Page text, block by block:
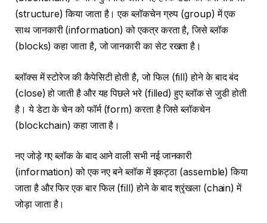
(structure) किया जाता है। एक ब्लॉकचेन ग्रुप (group) में एक
साथ जानकारी (information) को एकत्र करता है, जिसे ब्लॉक
(blocks) कहा जाता है, जो जानकारी का सेट रखता है।
ब्लॉक्स में स्टोरेज की कैपेसिटी होती है, जो फिल (fill) होने के बाद बंद
(close) हो जाती है और यह पिछले भरे (filled) हुए ब्लॉक से जुडी होती
है। ये डेटा के चेन को फॉर्म (form) करता है जिसे ब्लॉकचेन
(blockchain) कहा जाता है।
नए जोड़े गए ब्लॉक के बाद आने वाली सभी नई जानकारी
(information) को एक नए बने ब्लॉक में इकट्ठा (assemble) किया
जाता है और फिर एक बार फिल (fill) होने के बाद श्रृंखला (chain) में
जोड़ा जाता है।